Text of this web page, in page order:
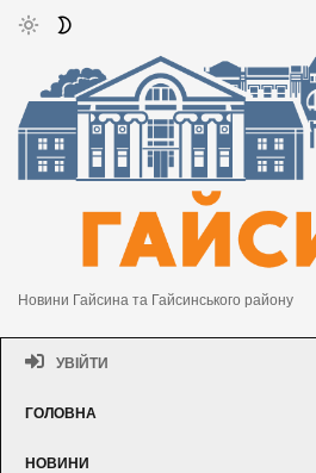
Новини Гайсина та Гайсинського району
УВІЙТИ
ГОЛОВНА
НОВИНИ